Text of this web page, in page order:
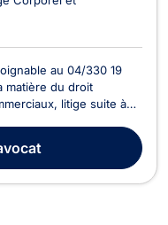
au 04/330 19
matière du droit
litige suite à
en cas de